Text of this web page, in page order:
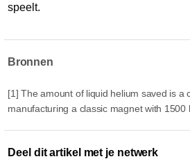
speelt.
Bronnen
[1] The amount of liquid helium saved is a
manufacturing a classic magnet with 1500
Deel dit artikel met je netwerk